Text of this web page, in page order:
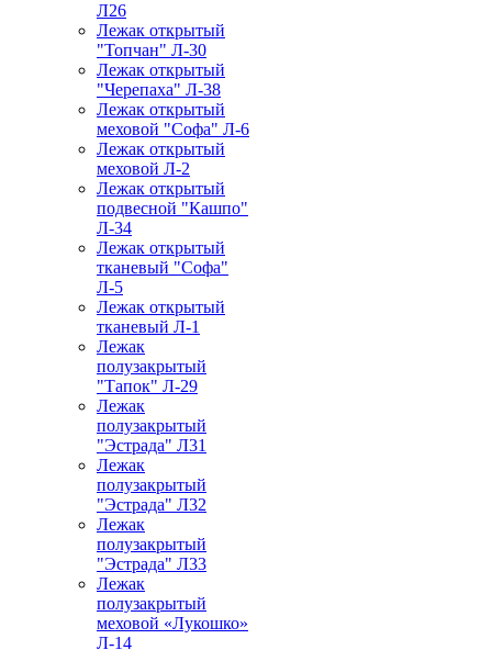
Л26
Лежак открытый
"Топчан" Л-30
Лежак открытый
"Черепаха" Л-38
Лежак открытый
меховой "Софа" Л-6
Лежак открытый
меховой Л-2
Лежак открытый
подвесной "Кашпо"
Л-34
Лежак открытый
тканевый "Софа"
Л-5
Лежак открытый
тканевый Л-1
Лежак
полузакрытый
"Тапок" Л-29
Лежак
полузакрытый
"Эстрада" Л31
Лежак
полузакрытый
"Эстрада" Л32
Лежак
полузакрытый
"Эстрада" Л33
Лежак
полузакрытый
меховой «Лукошко»
Л-14